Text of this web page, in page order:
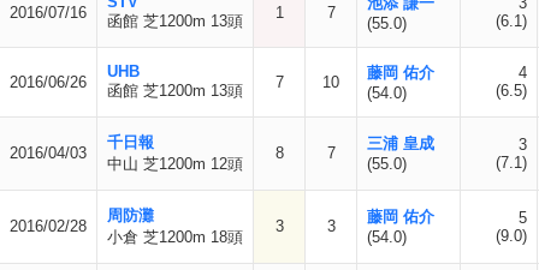
2016/07/16
函館 芝1200m 13頭
1 7
(55.0)
(6.1)
2016/06/26
UHB
函館 芝1200m 13頭
7 10
藤岡 佑介
(54.0)
4
(6.5)
2016/04/03
千日報
中山 芝1200m 12頭
8 7
三浦 皇成
(55.0)
3
(7.1)
2016/02/28
周防灘
小倉 芝1200m 18頭
3 3
藤岡 佑介
(54.0)
5
(9.0)